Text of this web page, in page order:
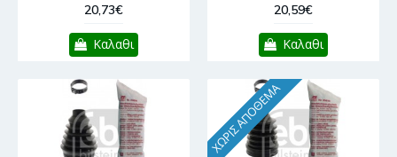
20,73€
Καλαθι
20,59€
Καλαθι
ΧΩΡΊΣ ΑΠΌΘΕΜΑ